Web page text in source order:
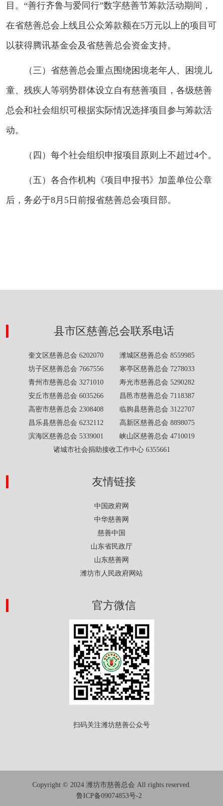
目。“善行齐鲁与爱同行”数字慈善节筹款活动期间，
在省慈善总会上线且公众筹款额在5万元以上的项目可
以获得腾讯基金会及省慈善总会资金支持。
（三）省慈善总会重点围绕困境老年人、困境儿
童、残疾人等弱势群体设立自有慈善项目，各级慈善
总会和社会组织可根据实际情况选择项目参与筹款活
动。
（四）每个社会组织申报项目原则上不超过4个。
（五）各合作机构《项目申报书》加盖单位公章
后，务必于8月5日前报省慈善总会项目部。
县市区慈善总会联系电话
奎文区慈善总会 6202070 潍城区慈善总会 8559985
坊子区慈善总会 7667556 寒亭区慈善总会 7278033
青州市慈善总会 3271010 寿光市慈善总会 5290282
安丘市慈善总会 6035266 昌邑市慈善总会 7118387
高密市慈善总会 2308408 临朐县慈善总会 3122707
昌乐县慈善总会 6232112 高新区慈善总会 8898075
滨海区慈善总会 5339001 峡山区慈善总会 4710019
诸城市社会捐助接收工作中心 6355661
友情链接
中国政府网
中华慈善网
慈善中国
山东省民政厅
山东慈善网
潍坊市人民政府网站
官方微信
扫码关注潍坊慈善公众号
Copyright © 2024 潍坊市慈善总会 All rights reserved.
鲁ICP备09074853号-2